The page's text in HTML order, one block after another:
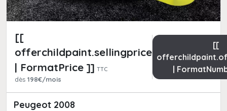
[[
offerchildpaint.sellingpricepart_ttc
| FormatPrice ]] TTC
dès 198€/mois
[[
|
Peugeot 2008